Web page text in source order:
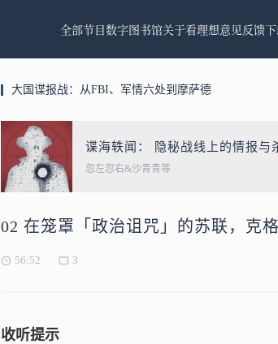
全部节目数字图书馆关于看理想意见反馈
大国谍报战：从FBI、军情六处到摩萨德
谍海轶闻： 隐秘战线上的情报与
忽左忽右&沙青青等
02 在笼罩「政治诅咒」的苏联，克
56:52 3
收听提示